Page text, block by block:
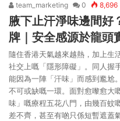
team_marketing 0 8,696
腋下止汗淨味邊間好
牌｜安全感源於龍頭
隨住香港天氣越來越熱，加上生
社交上嘅「隱形障礙」。同人握
能因為一陣「汗味」而感到尷尬
不可或缺嘅一環。面對愈嚟愈大
味」嘅療程五花八門，由幾百蚊
差不齊，甚至有啲只係短暫遮蓋